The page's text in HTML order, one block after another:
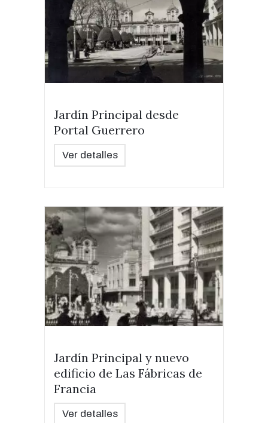
Jardín Principal desde
Portal Guerrero
Ver detalles
Jardín Principal y nuevo
edificio de Las Fábricas de
Francia
Ver detalles